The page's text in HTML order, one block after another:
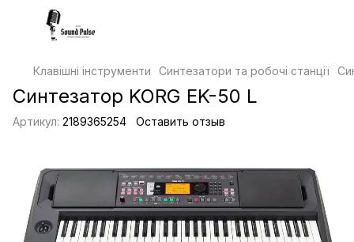
Клавішні інструменти Синтезатори та робочі станції
Синтезатор KORG EK-50 L
Артикул: 2189365254 Оставить отзыв